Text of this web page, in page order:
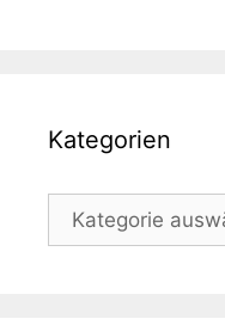
Kategorien
Kategorien